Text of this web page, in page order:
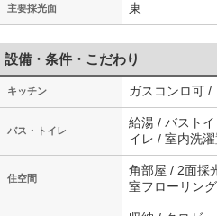
主要採光面 東
設備・条件・こだわり
キッチン ガスコンロ可 /
バス・トイレ
給湯 / バスト
イレ / 室内洗
住空間
角部屋 / 2面採
室フローリン